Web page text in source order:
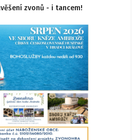
zvonů - i tancem!